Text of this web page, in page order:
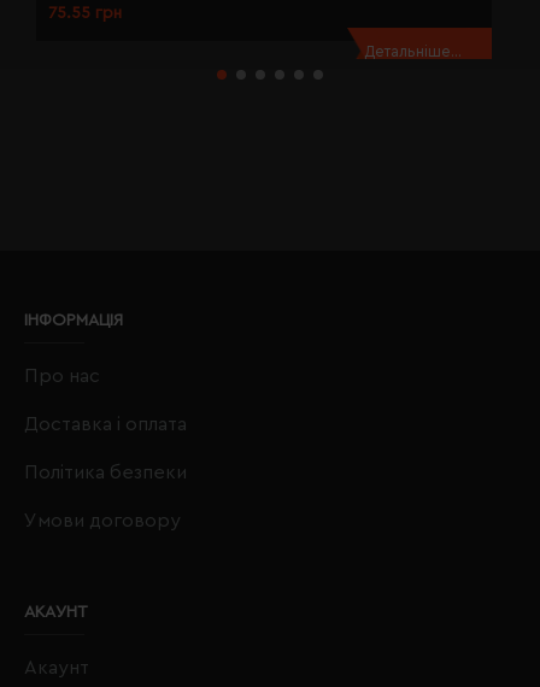
75.55 грн
Детальніше...
ІНФОРМАЦІЯ
Про нас
Доставка і оплата
Політика безпеки
Умови договору
АКАУНТ
Акаунт